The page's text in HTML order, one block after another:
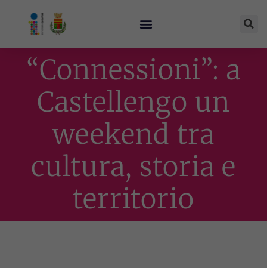
“Connessioni”: a
Castellengo un
weekend tra
cultura, storia e
territorio